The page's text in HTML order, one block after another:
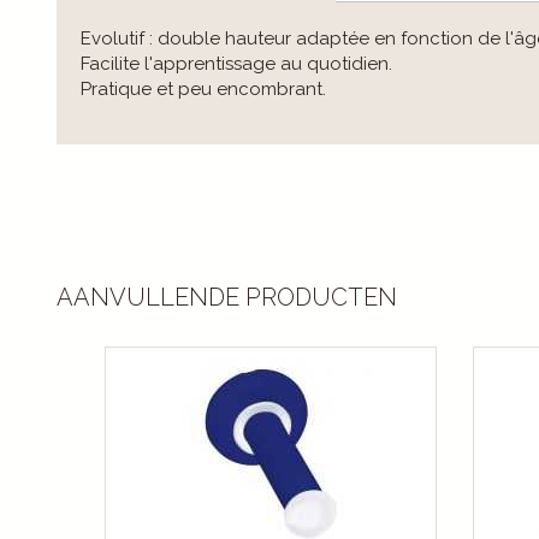
Evolutif : double hauteur adaptée en fonction de
Facilite l'apprentissage au quotidien.
Pratique et peu encombrant.
AANVULLENDE PRODUCTEN